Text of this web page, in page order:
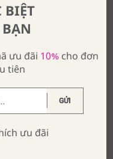
ưu đãi 10%cho đơn
tiên
GỬI
ưu đãi